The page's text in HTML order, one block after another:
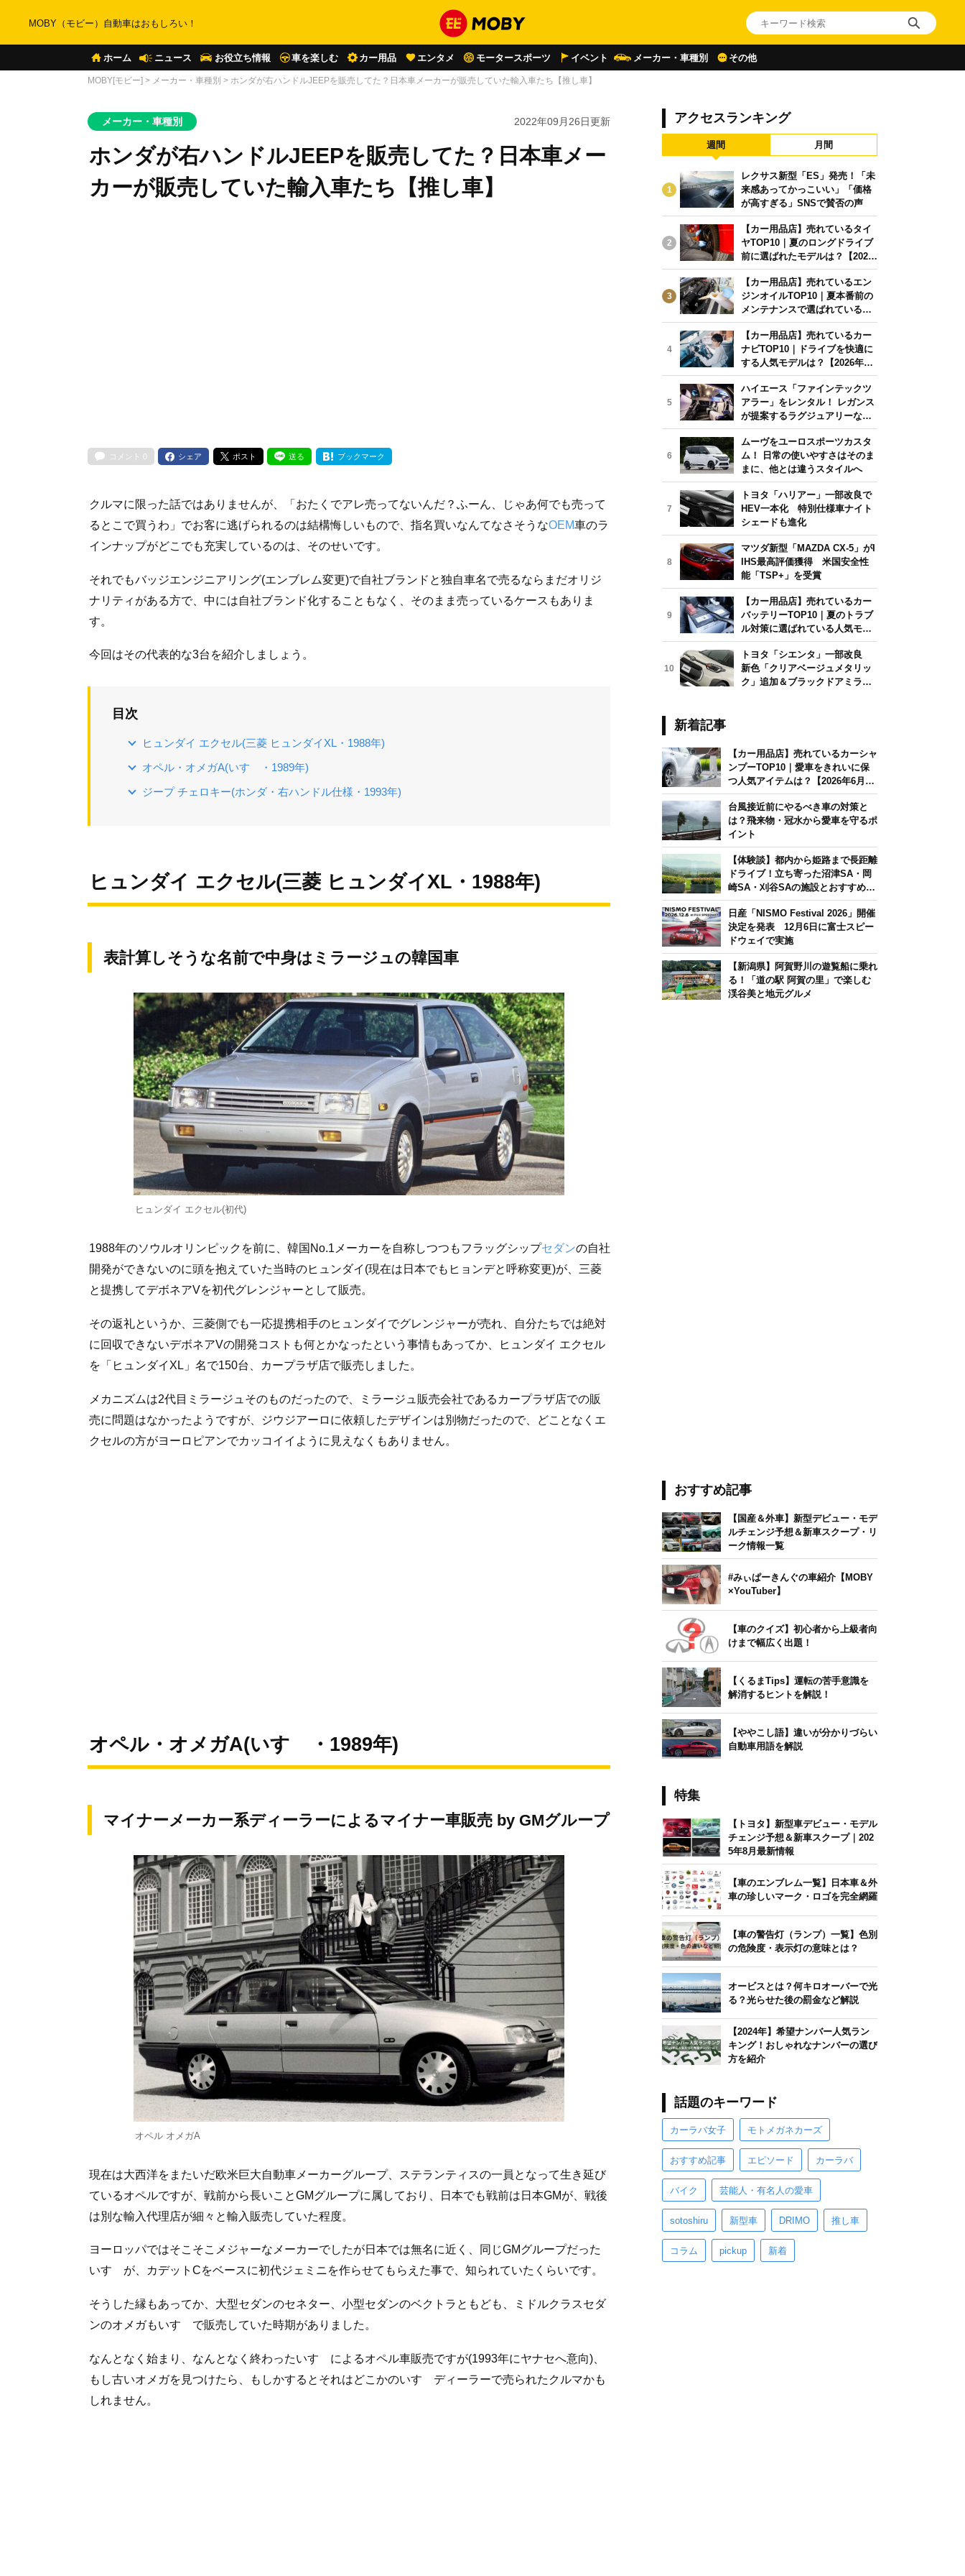
MOBY（モビー）自動車はおもしろい！
ホーム ニュース お役立ち情報 車を楽しむ カー用品 エンタメ モータースポーツ イベント メーカー・車種別 その他
MOBY[モビー] > メーカー・車種別 > ホンダが右ハンドルJEEPを販売してた？日本車メーカーが販売していた輸入車たち【推し車】
メーカー・車種別 2022年09月26日更新
ホンダが右ハンドルJEEPを販売してた？日本車メー
カーが販売していた輸入車たち【推し車】
コメント 0 シェア ポスト 送る ブックマーク
クルマに限った話ではありませんが、「おたくでアレ売ってないんだ？ふーん、じゃあ何でも売って
るとこで買うわ」でお客に逃げられるのは結構悔しいもので、指名買いなんてなさそうなOEM車のラ
インナップがどこでも充実しているのは、そのせいです。
それでもバッジエンジニアリング(エンブレム変更)で自社ブランドと独自車名で売るならまだオリジ
ナリティがある方で、中には自社ブランド化することもなく、そのまま売っているケースもありま
す。
今回はその代表的な3台を紹介しましょう。
目次
ヒュンダイ エクセル(三菱 ヒュンダイXL・1988年)
オペル・オメガA(いすゞ・1989年)
ジープ チェロキー(ホンダ・右ハンドル仕様・1993年)
ヒュンダイ エクセル(三菱 ヒュンダイXL・1988年)
表計算しそうな名前で中身はミラージュの韓国車
ヒュンダイ エクセル(初代)
1988年のソウルオリンピックを前に、韓国No.1メーカーを自称しつつもフラッグシップセダンの自社
開発ができないのに頭を抱えていた当時のヒュンダイ(現在は日本でもヒョンデと呼称変更)が、三菱
と提携してデボネアVを初代グレンジャーとして販売。
その返礼というか、三菱側でも一応提携相手のヒュンダイでグレンジャーが売れ、自分たちでは絶対
に回収できないデボネアVの開発コストも何とかなったという事情もあってか、ヒュンダイ エクセル
を「ヒュンダイXL」名で150台、カープラザ店で販売しました。
メカニズムは2代目ミラージュそのものだったので、ミラージュ販売会社であるカープラザ店での販
売に問題はなかったようですが、ジウジアーロに依頼したデザインは別物だったので、どことなくエ
クセルの方がヨーロピアンでカッコイイように見えなくもありません。
オペル・オメガA(いすゞ・1989年)
マイナーメーカー系ディーラーによるマイナー車販売 by GMグループ
オペル オメガA
現在は大西洋をまたいだ欧米巨大自動車メーカーグループ、ステランティスの一員となって生き延び
ているオペルですが、戦前から長いことGMグループに属しており、日本でも戦前は日本GMが、戦後
は別な輸入代理店が細々と輸入販売していた程度。
ヨーロッパではそこそこメジャーなメーカーでしたが日本では無名に近く、同じGMグループだった
いすゞが、カデットCをベースに初代ジェミニを作らせてもらえた事で、知られていたくらいです。
そうした縁もあってか、大型セダンのセネター、小型セダンのベクトラともども、ミドルクラスセダ
ンのオメガもいすゞで販売していた時期がありました。
なんとなく始まり、なんとなく終わったいすゞによるオペル車販売ですが(1993年にヤナセへ意向)、
もし古いオメガを見つけたら、もしかするとそれはどこかのいすゞディーラーで売られたクルマかも
しれません。
アクセスランキング
週間 月間
1
レクサス新型「ES」発売！「未
来感あってかっこいい」「価格
が高すぎる」SNSで賛否の声
2
【カー用品店】売れているタイ
ヤTOP10｜夏のロングドライブ
前に選ばれたモデルは？【2026
年6月版】
3
【カー用品店】売れているエン
ジンオイルTOP10｜夏本番前の
メンテナンスで選ばれている人
気モデルは？【2026年6月版】
4
【カー用品店】売れているカー
ナビTOP10｜ドライブを快適に
する人気モデルは？【2026年6
月版】
5
ハイエース「ファインテックツ
アラー」をレンタル！ レガンス
が提案するラグジュアリーな移
動体験
6
ムーヴをユーロスポーツカスタ
ム！ 日常の使いやすさはそのま
まに、他とは違うスタイルへ
7
トヨタ「ハリアー」一部改良で
HEV一本化 特別仕様車ナイト
シェードも進化
8
マツダ新型「MAZDA CX-5」がI
IHS最高評価獲得 米国安全性
能「TSP+」を受賞
9
【カー用品店】売れているカー
バッテリーTOP10｜夏のトラブ
ル対策に選ばれている人気モデ
ルは？【2026年6月版】
10
トヨタ「シエンタ」一部改良
新色「クリアベージュメタリッ
ク」追加＆ブラックドアミラー
新着記事
【カー用品店】売れているカーシャ
ンプーTOP10｜愛車をきれいに保
つ人気アイテムは？【2026年6月
版】
台風接近前にやるべき車の対策と
は？飛来物・冠水から愛車を守るポ
イント
【体験談】都内から姫路まで長距離
ドライブ！立ち寄った沼津SA・岡
崎SA・刈谷SAの施設とおすすめグ
ルメを紹介
日産「NISMO Festival 2026」開催
決定を発表 12月6日に富士スピー
ドウェイで実施
【新潟県】阿賀野川の遊覧船に乗れ
る！「道の駅 阿賀の里」で楽しむ
渓谷美と地元グルメ
おすすめ記事
【国産＆外車】新型デビュー・モデ
ルチェンジ予想＆新車スクープ・リ
ーク情報一覧
#みぃぱーきんぐの車紹介【MOBY
×YouTuber】
【車のクイズ】初心者から上級者向
けまで幅広く出題！
【くるまTips】運転の苦手意識を
解消するヒントを解説！
【ややこし語】違いが分かりづらい
自動車用語を解説
特集
【トヨタ】新型車デビュー・モデル
チェンジ予想＆新車スクープ｜202
5年8月最新情報
【車のエンブレム一覧】日本車＆外
車の珍しいマーク・ロゴを完全網羅
【車の警告灯（ランプ）一覧】色別
の危険度・表示灯の意味とは？
オービスとは？何キロオーバーで光
る？光らせた後の罰金など解説
【2024年】希望ナンバー人気ラン
キング！おしゃれなナンバーの選び
方を紹介
話題のキーワード
カーラバ女子 モトメガネカーズ
おすすめ記事 エピソード カーラバ
バイク 芸能人・有名人の愛車
sotoshiru 新型車 DRIMO 推し車
コラム pickup 新着